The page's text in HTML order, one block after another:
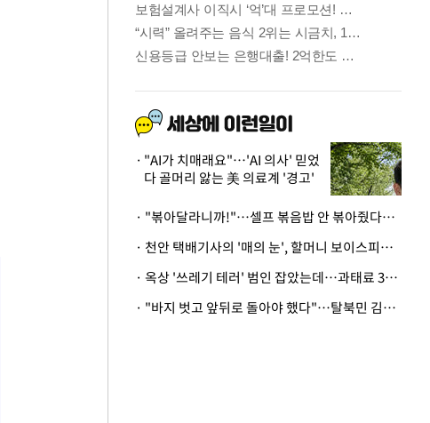
"AI가 치매래요"…'AI 의사' 믿었
다 골머리 앓는 美 의료계 '경고'
· "볶아달라니까!"…셀프 볶음밥 안 볶아줬다고 사장 폭행한 손님
· 천안 택배기사의 '매의 눈', 할머니 보이스피싱 피해 막아
· 옥상 '쓰레기 테러' 범인 잡았는데…과태료 3만원 처분에 숙박업주 허탈
· "바지 벗고 앞뒤로 돌아야 했다"…탈북민 김서아, 기쁨조 검사 수치심 회상